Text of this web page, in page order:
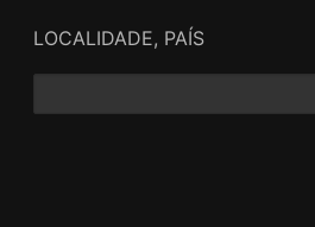
LOCALIDADE, PAÍS